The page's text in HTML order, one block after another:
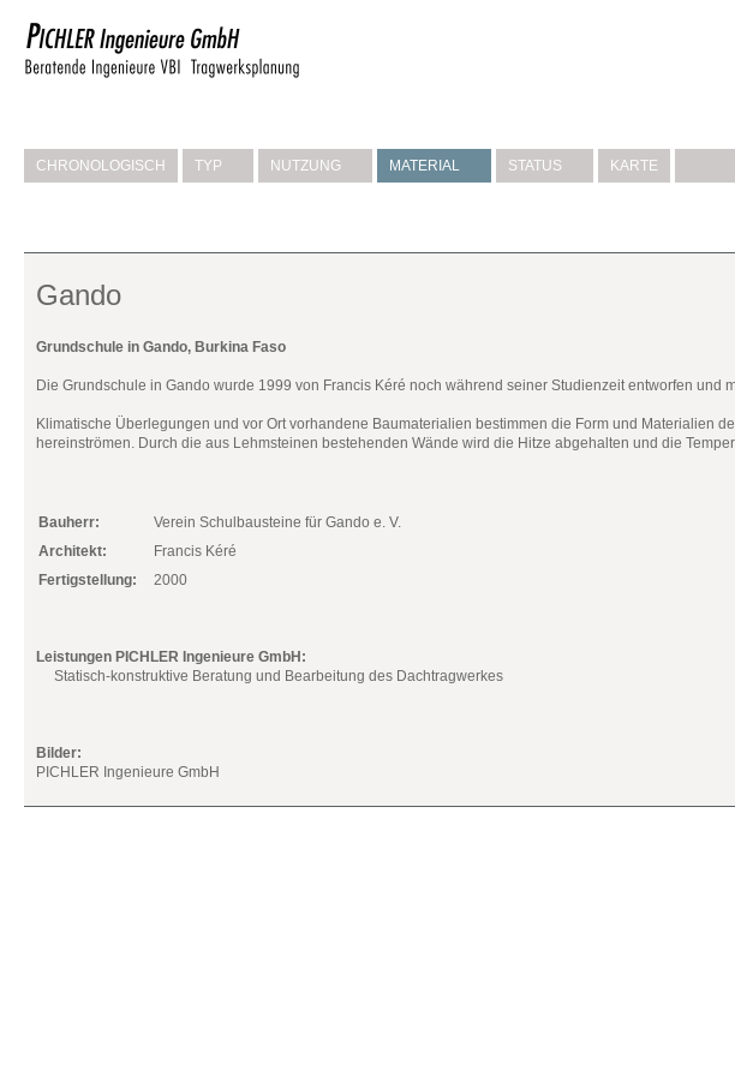
CHRONOLOGISCH TYP NUTZUNG MATERIAL STATUS KARTE
Gando
Grundschule in Gando, Burkina Faso
Die Grundschule in Gando wurde 1999 von Francis Kéré noch während seiner Studienzeit entworfen und
Klimatische Überlegungen und vor Ort vorhandene Baumaterialien bestimmen die Form und Materialien
hereinströmen. Durch die aus Lehmsteinen bestehenden Wände wird die Hitze abgehalten und die
Bauherr:
Verein Schulbausteine für Gando e. V.
Architekt:
Francis Kéré
Fertigstellung:
2000
Leistungen PICHLER Ingenieure GmbH:
Statisch-konstruktive Beratung und Bearbeitung des Dachtragwerkes
Bilder:
PICHLER Ingenieure GmbH